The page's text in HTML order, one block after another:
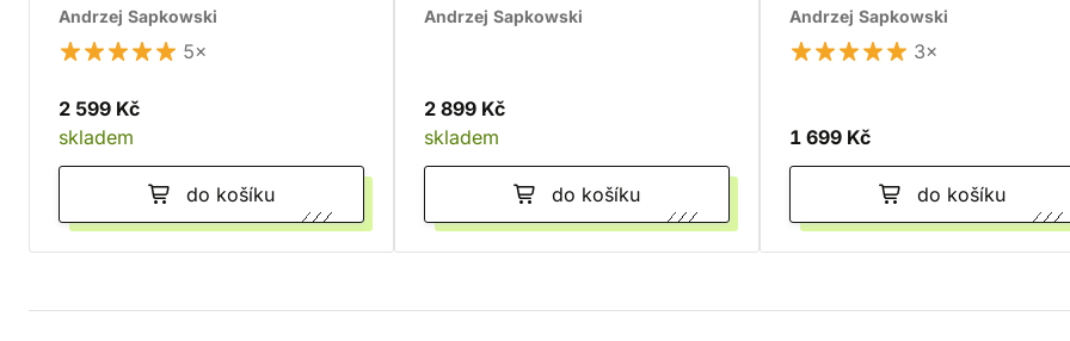
Andrzej Sapkowski
5×
2 599 Kč
skladem
do košíku
Andrzej Sapkowski
2 899 Kč
skladem
do košíku
Andrzej Sapkowski
3×
1 699 Kč
do košíku